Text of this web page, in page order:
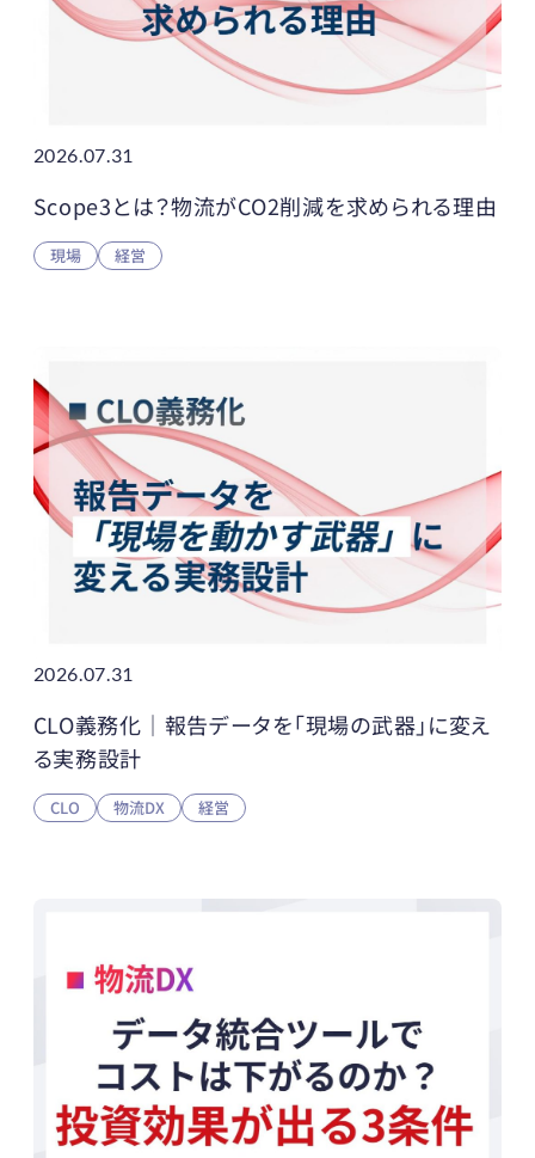
2026.07.31
Scope3とは？物流がCO2削減を求められる理由
現場 経営
2026.07.31
CLO義務化｜報告データを「現場の武器」に変え
る実務設計
CLO 物流DX 経営